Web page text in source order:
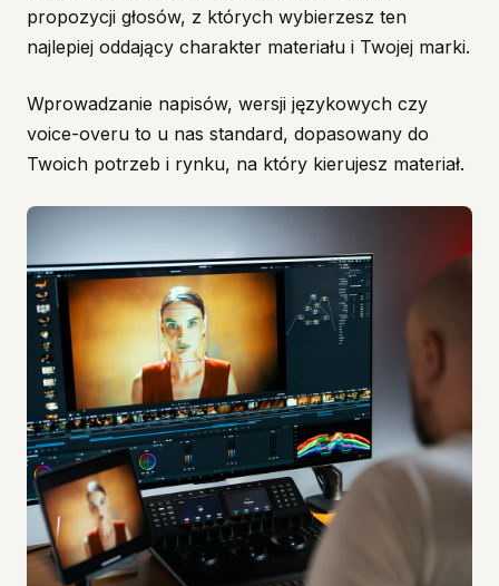
propozycji głosów, z których wybierzesz ten
najlepiej oddający charakter materiału i Twojej marki.
Wprowadzanie napisów, wersji językowych czy
voice-overu to u nas standard, dopasowany do
Twoich potrzeb i rynku, na który kierujesz materiał.